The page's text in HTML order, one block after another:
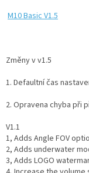
Napište
nám
Autoledničky
Autokamery
Teleskopické
výsuvy
Sportovní
M10 Basic V1.5
Změny v v1.5
1. Defaultní čas
2. Opravena chyba při
V1.1
1, Adds Angle FOV
2, Adds underwater
3, Adds LOGO